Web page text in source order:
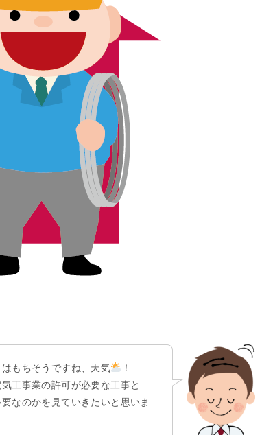
もちそうですね、天気
！
工事業の許可が必要な工事と
なのかを見ていきたいと思いま